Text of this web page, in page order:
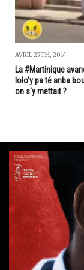
AVRIL 27TH, 2014
La #Martinique
lolo'y pa té anba
on s'y mettait ?